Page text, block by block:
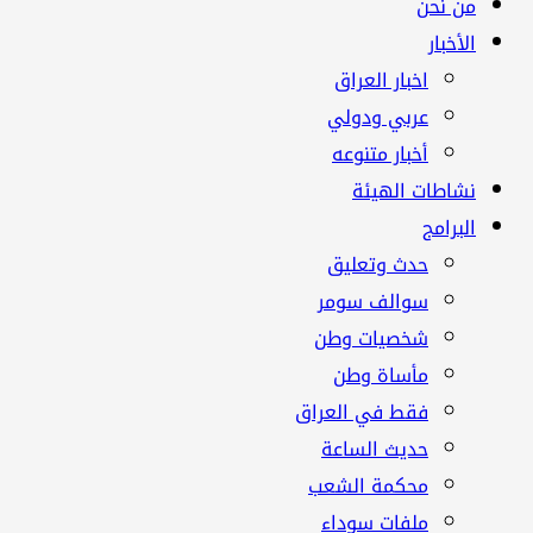
الأخبار
اخبار العراق
عربي ودولي
أخبار متنوعه
نشاطات الهيئة
البرامج
حدث وتعليق
سوالف سومر
شخصيات وطن
مأساة وطن
فقط في العراق
حديث الساعة
محكمة الشعب
ملفات سوداء